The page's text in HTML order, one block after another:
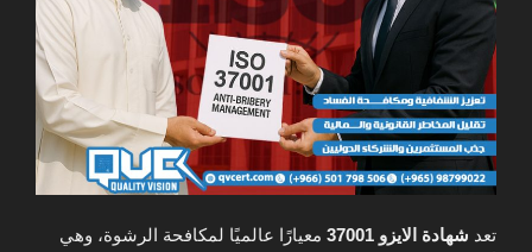
تعد شهادة الايزو 37001
معيارًا عالميًا لمكافحة الرشوة، وهي